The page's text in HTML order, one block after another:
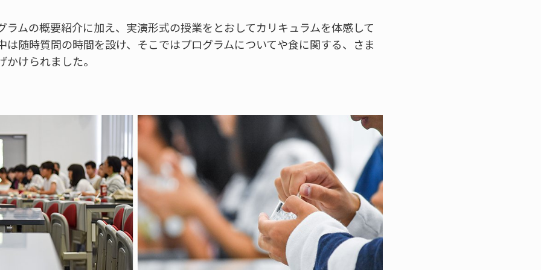
ラムの概要紹介に加え、実演形式の授業をとおしてカリキュラムを体感して
は随時質問の時間を設け、そこではプログラムについてや食に関する、さま
けられました。